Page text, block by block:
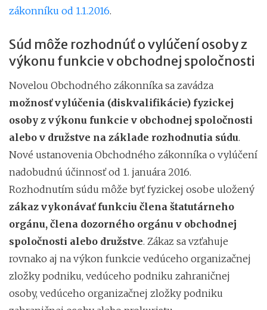
zákonníku od 1.1.2016.
Súd môže rozhodnúť o vylúčení osoby z
výkonu funkcie v obchodnej spoločnosti
Novelou Obchodného zákonníka sa zavádza
možnosť vylúčenia (diskvalifikácie) fyzickej
osoby z výkonu funkcie v obchodnej spoločnosti
alebo v družstve na základe rozhodnutia súdu.
Nové ustanovenia Obchodného zákonníka o vylúčení
nadobudnú účinnosť od 1. januára 2016.
Rozhodnutím súdu môže byť fyzickej osobe uložený
zákaz vykonávať funkciu člena štatutárneho
orgánu, člena dozorného orgánu v obchodnej
spoločnosti alebo družstve. Zákaz sa vzťahuje
rovnako aj na výkon funkcie vedúceho organizačnej
zložky podniku, vedúceho podniku zahraničnej
osoby, vedúceho organizačnej zložky podniku